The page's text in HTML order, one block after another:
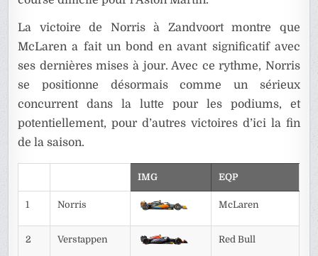
La victoire de Norris à Zandvoort montre que
McLaren a fait un bond en avant significatif avec
ses dernières mises à jour. Avec ce rythme, Norris
se positionne désormais comme un sérieux
concurrent dans la lutte pour les podiums, et
potentiellement, pour d’autres victoires d’ici la fin
de la saison.
IMG EQP
1 Norris McLaren
2 Verstappen Red Bull